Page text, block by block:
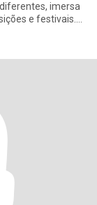
imersa
e festivais.